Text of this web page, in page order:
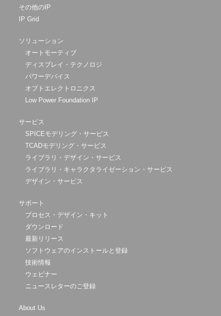
その他のIP
IP Grid
ソリューション
オートモーティブ
ディスプレイ・テクノロジ
パワーデバイス
オプトエレクトロニクス
Low Power Foundation IP
サービス
SPICEモデリング・サービス
TCADモデリング・サービス
ライブラリ・デザイン・サービス
ライブラリ・キャラクタライゼーション・サービス
デザイン・サービス
サポート
プロセス・デザイン・キット
ダウンロード
最新リリース
ソフトウェアのインストールと登録
技術情報
ウェビナー
ニュースレターのご登録
About Us